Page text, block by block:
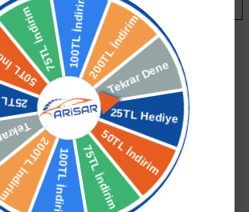
Kontrol Edilir?
önce aşağıdaki teknik bilgilerin